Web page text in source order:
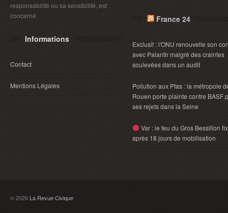
responsabilité ou sa sensibilité, est
concerné.
Informations
Contact
Mentions Légales
France 24
Exclusif : l'ONU renouvelle son
avec Palantir malgré des craintes
soulevées dans un audit
Pollution aux Pfas : la métropole
Rouen porte plainte contre BASF
ses rejets dans la Seine
Var : le feu du Gros Bessillon
après 18 jours de mobilisation
© 2026 La Revue Civique